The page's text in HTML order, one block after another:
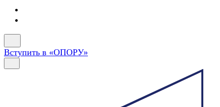
Вступить в «ОПОРУ»